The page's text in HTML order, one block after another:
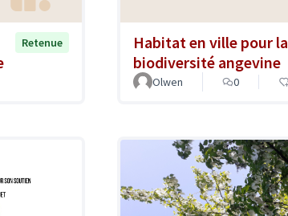
Retenue
Habitat en ville pour la
biodiversité angevine
Olwen 0